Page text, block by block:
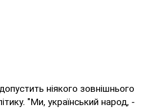
ніякого зовнішнього
"Ми, український народ, -